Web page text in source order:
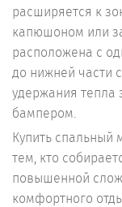
расширяется к
капюшоном или
расположена с
до нижней части
удержания тепла
бампером.
Купить спальный
тем, кто
повышенной
комфортного